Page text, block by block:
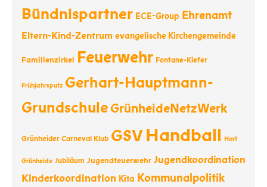
Bündnispartner ECE-Group Ehrenamt
Eltern-Kind-Zentrum evangelische Kirchengemeinde
Familienzirkel Feuerwehr Fontane-Kiefer
Frühjahrsputz Gerhart-Hauptmann-
GrundschuleGrünheideNetzWerk
Grünheider Carneval Klub GSVHandball Hort
Grünheide Jubiläum Jugendfeuerwehr Jugendkoordination
Kinderkoordination Kita Kommunalpolitik